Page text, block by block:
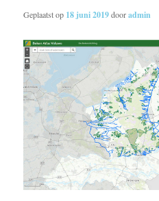
Geplaatst op 18 juni 2019dooradmin